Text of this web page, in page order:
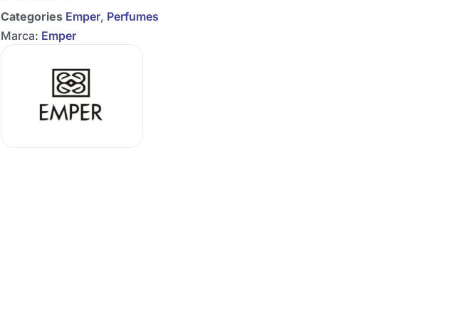
Categories Emper, Perfumes
Marca: Emper